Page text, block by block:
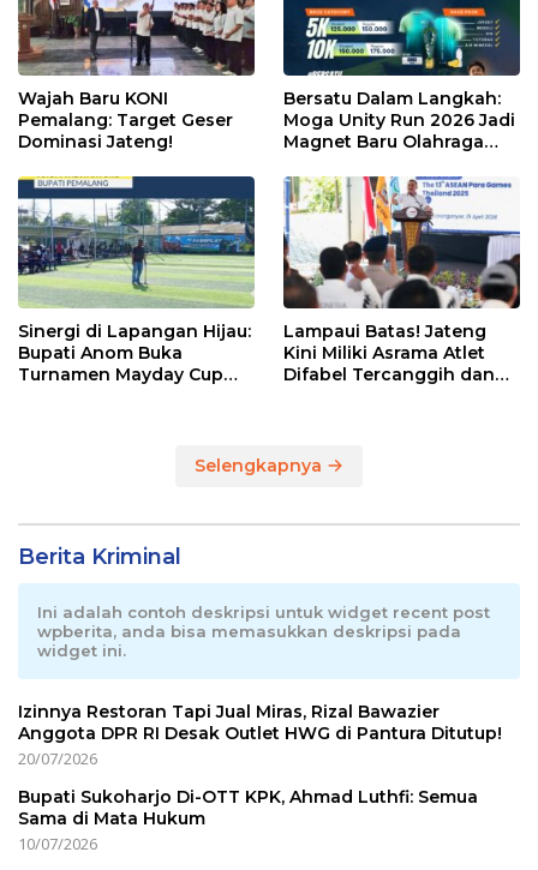
Wajah Baru KONI
Pemalang: Target Geser
Dominasi Jateng!
Bersatu Dalam Langkah:
Moga Unity Run 2026 Jadi
Magnet Baru Olahraga
Sinergi di Lapangan Hijau:
Bupati Anom Buka
Turnamen Mayday Cup
Lampaui Batas! Jateng
Kini Miliki Asrama Atlet
Difabel Tercanggih dan
Selengkapnya
Berita Kriminal
Ini adalah contoh deskripsi untuk widget recent post
wpberita, anda bisa memasukkan deskripsi pada
widget ini.
Izinnya Restoran Tapi Jual Miras, Rizal Bawazier
Anggota DPR RI Desak Outlet HWG di Pantura Ditutup!
20/07/2026
Bupati Sukoharjo Di-OTT KPK, Ahmad Luthfi: Semua
Sama di Mata Hukum
10/07/2026